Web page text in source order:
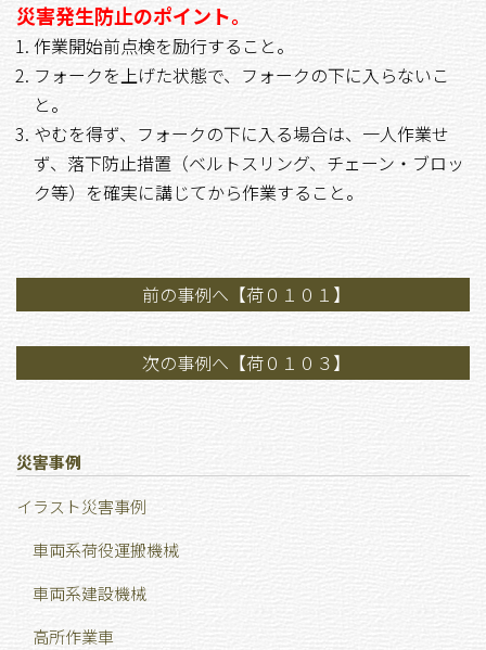
災害発生防止のポイント。
作業開始前点検を励行すること。
フォークを上げた状態で、フォークの下に入らないこ
と。
やむを得ず、フォークの下に入る場合は、一人作業せ
ず、落下防止措置（ベルトスリング、チェーン・ブロッ
ク等）を確実に講じてから作業すること。
前の事例へ【荷０１０１】
次の事例へ【荷０１０３】
災害事例
イラスト災害事例
車両系荷役運搬機械
車両系建設機械
高所作業車